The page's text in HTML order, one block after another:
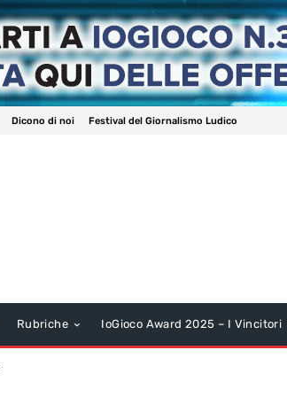
Dicono di noi Festival del Giornalismo Ludico
Rubriche IoGioco Award 2025 – I Vincitori